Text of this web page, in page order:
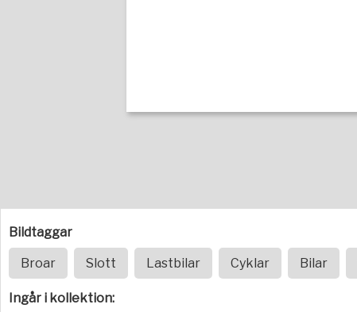
Bildtaggar
Broar Slott Lastbilar Cyklar Bilar
Ingår i kollektion: